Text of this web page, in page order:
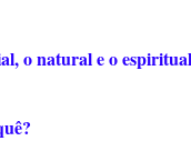
o natural e o